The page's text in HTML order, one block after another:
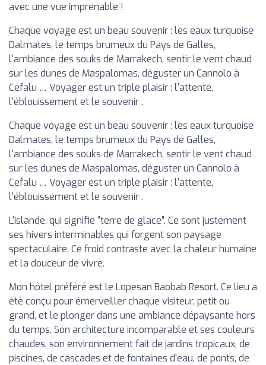
avec une vue imprenable !
Chaque voyage est un beau souvenir : les eaux turquoise
Dalmates, le temps brumeux du Pays de Galles,
l'ambiance des souks de Marrakech, sentir le vent chaud
sur les dunes de Maspalomas, déguster un Cannolo à
Cefalu … Voyager est un triple plaisir : l'attente,
l'éblouissement et le souvenir .
Chaque voyage est un beau souvenir : les eaux turquoise
Dalmates, le temps brumeux du Pays de Galles,
l'ambiance des souks de Marrakech, sentir le vent chaud
sur les dunes de Maspalomas, déguster un Cannolo à
Cefalu … Voyager est un triple plaisir : l'attente,
l'éblouissement et le souvenir .
L'Islande, qui signifie “terre de glace”. Ce sont justement
ses hivers interminables qui forgent son paysage
spectaculaire. Ce froid contraste avec la chaleur humaine
et la douceur de vivre.
Mon hôtel préféré est le Lopesan Baobab Resort. Ce lieu a
été conçu pour émerveiller chaque visiteur, petit ou
grand, et le plonger dans une ambiance dépaysante hors
du temps. Son architecture incomparable et ses couleurs
chaudes, son environnement fait de jardins tropicaux, de
piscines, de cascades et de fontaines d'eau, de ponts, de